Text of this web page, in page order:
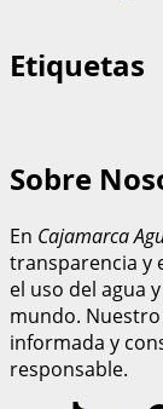
Etiquetas
Sobre
En Cajamarca
transparencia y
el uso del agua
mundo.
informada y
responsable.